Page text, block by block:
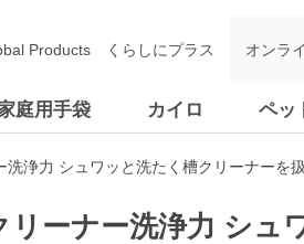
庭用手袋 カイロ ペッ
Products くらしにプラス オンラ
浄力 シュワッと洗たく槽クリーナーを
ーナー洗浄力 シュ